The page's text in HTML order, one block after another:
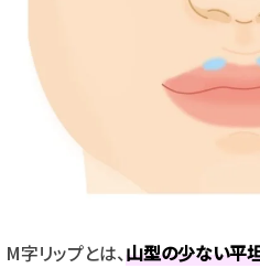
M字リップとは、山型の少ない平